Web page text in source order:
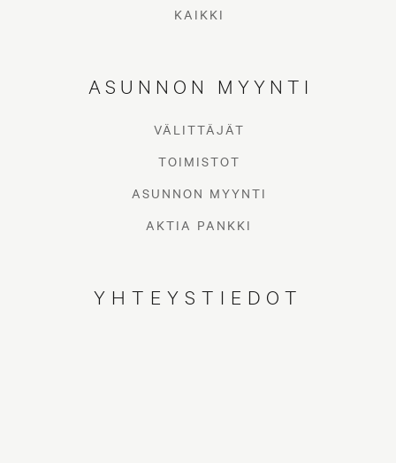
KAIKKI
ASUNNON MYYNTI
VÄLITTÄJÄT
TOIMISTOT
ASUNNON MYYNTI
AKTIA PANKKI
YHTEYSTIEDOT